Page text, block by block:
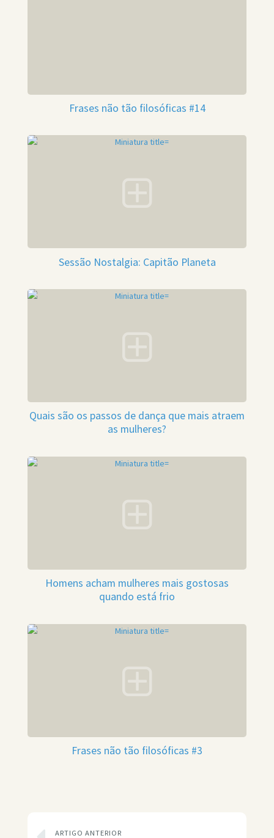
Frases não tão filosóficas #14
Sessão Nostalgia: Capitão Planeta
Quais são os passos de dança que mais atraem
as mulheres?
Homens acham mulheres mais gostosas
quando está frio
Frases não tão filosóficas #3
ARTIGO ANTERIOR